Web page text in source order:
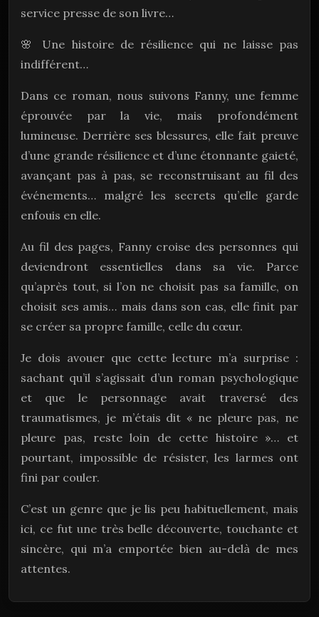
service presse de son livre…
🌸 Une histoire de résilience qui ne laisse pas
indifférent…
Dans ce roman, nous suivons Fanny, une femme
éprouvée par la vie, mais profondément
lumineuse. Derrière ses blessures, elle fait preuve
d’une grande résilience et d’une étonnante gaieté,
avançant pas à pas, se reconstruisant au fil des
événements… malgré les secrets qu’elle garde
enfouis en elle.
Au fil des pages, Fanny croise des personnes qui
deviendront essentielles dans sa vie. Parce
qu’après tout, si l’on ne choisit pas sa famille, on
choisit ses amis… mais dans son cas, elle finit par
se créer sa propre famille, celle du cœur.
Je dois avouer que cette lecture m’a surprise :
sachant qu’il s’agissait d’un roman psychologique
et que le personnage avait traversé des
traumatismes, je m’étais dit « ne pleure pas, ne
pleure pas, reste loin de cette histoire »… et
pourtant, impossible de résister, les larmes ont
fini par couler.
C’est un genre que je lis peu habituellement, mais
ici, ce fut une très belle découverte, touchante et
sincère, qui m’a emportée bien au-delà de mes
attentes.